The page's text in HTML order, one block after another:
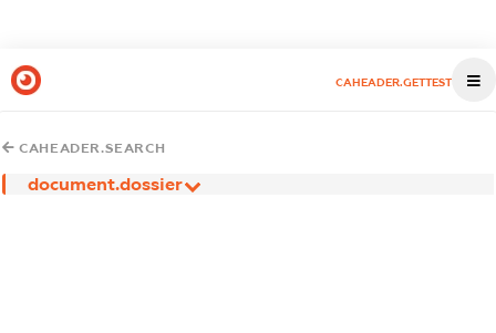
CAHEADER.GETTEST
CAHEADER.SEARCH
document.dossier